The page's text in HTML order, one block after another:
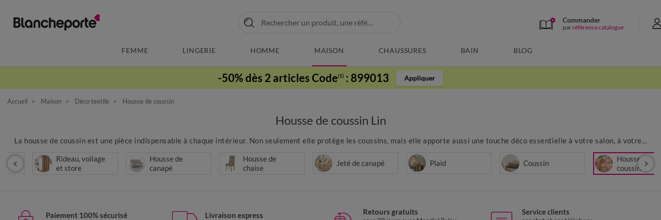
Commander
par référence catalogue
FEMME LINGERIE HOMME MAISON CHAUSSURES BAIN BLOG
-50% dès 2 articles Code(1) : 899013 Appliquer
Accueil Maison Déco textile Housse de coussin
Housse de coussin Lin
La housse de coussin est une pièce indispensable à chaque intérieur. Non seulement elle protège les coussins, mais elle apporte aussi une touche déco essentielle à votre salon, à votre...
Rideau, voilage
et store
Housse de
canapé
Housse de
chaise
Jeté de canapé Plaid Coussin
Housse de
coussin
Paiement 100% sécurisé Livraison express Retours gratuits Service clients